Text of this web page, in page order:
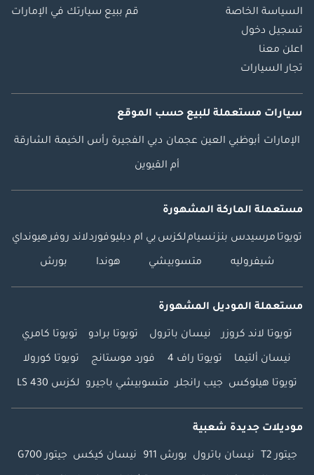
السياسة الخاصة
تسجيل دخول
اعلن معنا
تجار السيارات
قم ببيع سيارتك في الإمارات
سيارات مستعملة للبيع حسب الموقع
الإمارات أبوظبي العين عجمان دبي الفجيرة رأس الخيمة الشارقة
أم القيوين
مستعملة الماركة المشهورة
تويوتا مرسيدس بنزنسياملكزس بي ام دبليوفوردلاند روفرهيونداي
شيفروليه متسوبيشي هوندا بورش
مستعملة الموديل المشهورة
تويوتا لاند كروزر نيسان باترول تويوتا برادو تويوتا كامري
نيسان ألتيما تويوتا راف 4 فورد موستانج تويوتا كورولا
تويوتا هيلوكس جيب رانجلر متسوبيشي باجيرو لكزس LS 430
موديلات جديدة شعبية
جيتور T2 نيسان باترول بورش 911 نيسان كيكس جيتور G700